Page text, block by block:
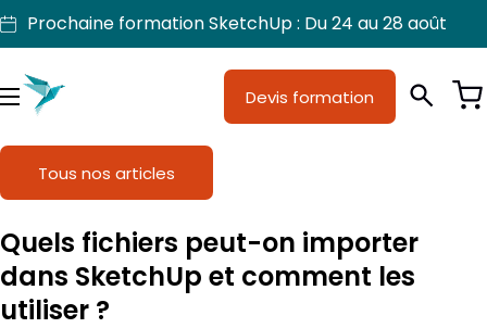
Aller
au
contenu
Prochaine formation SketchUp : Du 24 au 28 août
MenuJe suis
Nos produits
Support
Devis formation
Tous nos articles
Quels fichiers peut-on importer
dans SketchUp et comment les
utiliser ?